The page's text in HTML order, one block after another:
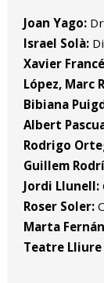
Joan Yago:
Israel Solà:
Xavier
López, Marc
Bibiana
Albert
Rodrigo
Guillem
Jordi Llunell:
Roser Soler:
Marta
Teatre Lliure